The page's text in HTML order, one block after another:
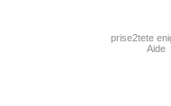
prise2tete
Aide